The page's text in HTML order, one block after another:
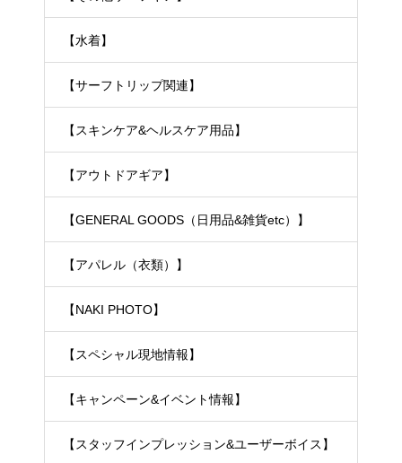
【水着】
【サーフトリップ関連】
【スキンケア&ヘルスケア用品】
【アウトドアギア】
【GENERAL GOODS（日用品&雑貨etc）】
【アパレル（衣類）】
【NAKI PHOTO】
【スペシャル現地情報】
【キャンペーン&イベント情報】
【スタッフインプレッション&ユーザーボイス】